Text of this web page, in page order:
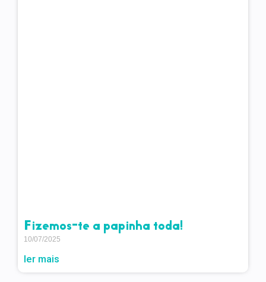
Fizemos-te a papinha toda!
10/07/2025
ler mais